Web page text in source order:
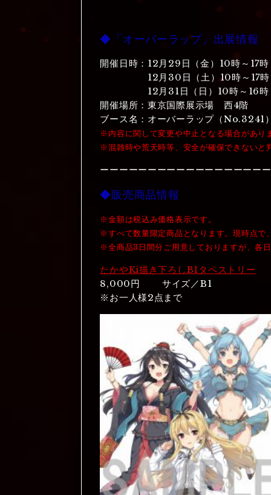
◆「オーバーラップ」出展情報
開催日時：12月29日（金）10時～17時
12月30日（土）10時～17時
12月31日（日）10時～16時
開催場所：東京国際展示場 西4階
ブース名：オーバーラップ（No.3241
※内容に関して変更や中止となる場合があり
※混雑時や荒天時等、安全が確保できないと
ーーーーーーーーーーーーーーーーー
◆販売商品情報
※金額は税込み価格表示です。
※すべて数量限定商品となります。現時点で
※全商品3日間分ご用意しておりますが、各
たかやKi描き下ろしB1タペストリー
8,000円 サイズ／B1
※お一人様2点まで